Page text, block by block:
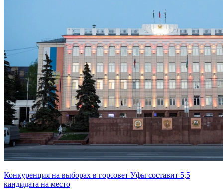
Конкуренция на выборах в горсовет Уфы составит 5,5
кандидата на место